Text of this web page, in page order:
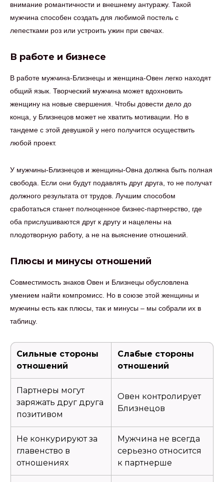
внимание романтичности и внешнему антуражу. Такой
мужчина способен создать для любимой постель с
лепестками роз или устроить ужин при свечах.
В работе и бизнесе
В работе мужчина-Близнецы и женщина-Овен легко находят
общий язык. Творческий мужчина может вдохновить
женщину на новые свершения. Чтобы довести дело до
конца, у Близнецов может не хватить мотивации. Но в
тандеме с этой девушкой у него получится осуществить
любой проект.
У мужчины-Близнецов и женщины-Овна должна быть полная
свобода. Если они будут подавлять друг друга, то не получат
должного результата от трудов. Лучшим способом
сработаться станет полноценное бизнес-партнерство, где
оба прислушиваются друг к другу и нацелены на
плодотворную работу, а не на выяснение отношений.
Плюсы и минусы отношений
Совместимость знаков Овен и Близнецы обусловлена
умением найти компромисс. Но в союзе этой женщины и
мужчины есть как плюсы, так и минусы – мы собрали их в
таблицу.
Сильные стороны
отношений
Слабые стороны
отношений
Партнеры могут
заряжать друг друга
позитивом
Овен контролирует
Близнецов
Не конкурируют за
главенство в
отношениях
Мужчина не всегда
серьезно относится
к партнерше